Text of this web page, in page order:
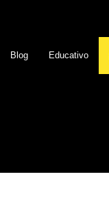
Blog Educativo